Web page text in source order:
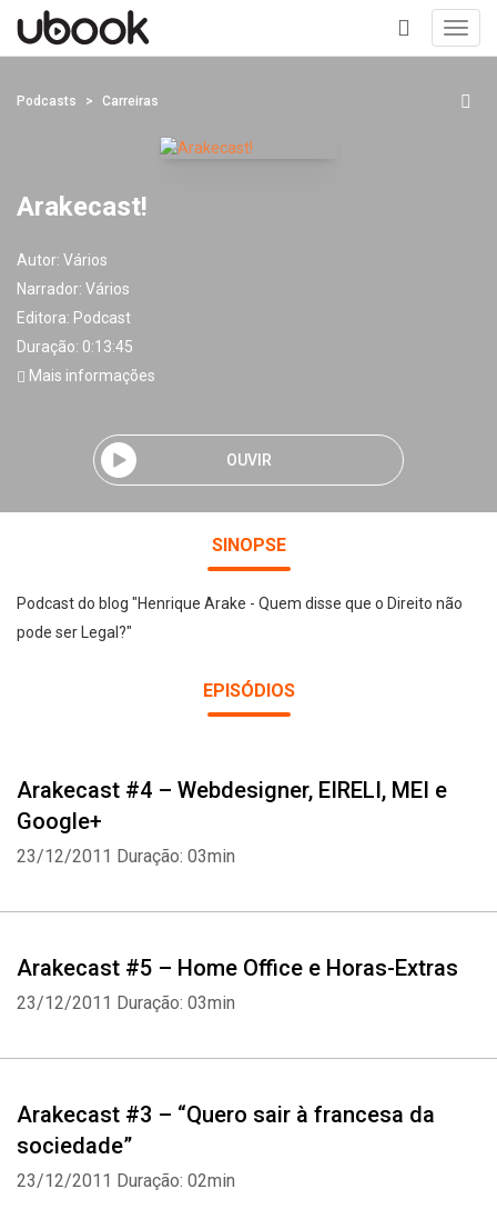
+
Podcasts Carreiras
Arakecast!
Autor: Vários
Narrador: Vários
Editora: Podcast
Duração: 0:13:45
Mais informações
OUVIR
SINOPSE
Podcast do blog "Henrique Arake - Quem disse que o Direito não
pode ser Legal?"
EPISÓDIOS
Arakecast #4 – Webdesigner, EIRELI, MEI e
Google+
23/12/2011 Duração: 03min
Arakecast #5 – Home Office e Horas-Extras
23/12/2011 Duração: 03min
Arakecast #3 – “Quero sair à francesa da
sociedade”
23/12/2011 Duração: 02min